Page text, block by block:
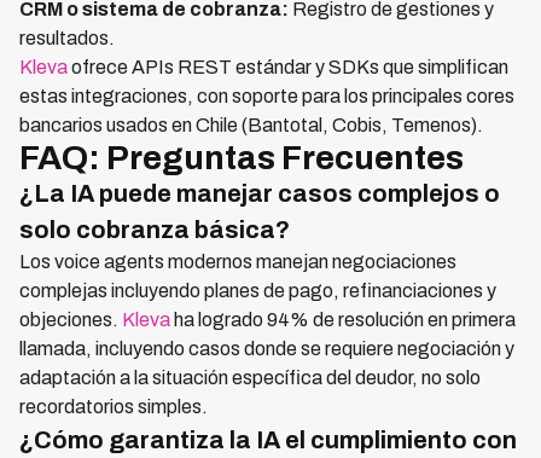
CRM o sistema de cobranza: Registro de gestiones y
resultados.
Klevaofrece APIs REST estándar y SDKs que simplifican
estas integraciones, con soporte para los principales cores
bancarios usados en Chile (Bantotal, Cobis, Temenos).
FAQ: Preguntas Frecuentes
¿La IA puede manejar casos complejos o
solo cobranza básica?
Los voice agents modernos manejan negociaciones
complejas incluyendo planes de pago, refinanciaciones y
objeciones. Kleva ha logrado 94% de resolución en primera
llamada, incluyendo casos donde se requiere negociación y
adaptación a la situación específica del deudor, no solo
recordatorios simples.
¿Cómo garantiza la IA el cumplimiento con